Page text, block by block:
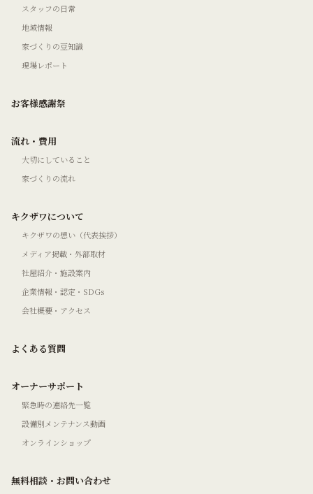
スタッフの日常
地域情報
家づくりの豆知識
現場レポート
お客様感謝祭
流れ・費用
大切にしていること
家づくりの流れ
キクザワについて
キクザワの想い（代表挨拶）
メディア掲載・外部取材
社屋紹介・施設案内
企業情報・認定・SDGs
会社概要・アクセス
よくある質問
オーナーサポート
緊急時の連絡先一覧
設備別メンテナンス動画
オンラインショップ
無料相談・お問い合わせ